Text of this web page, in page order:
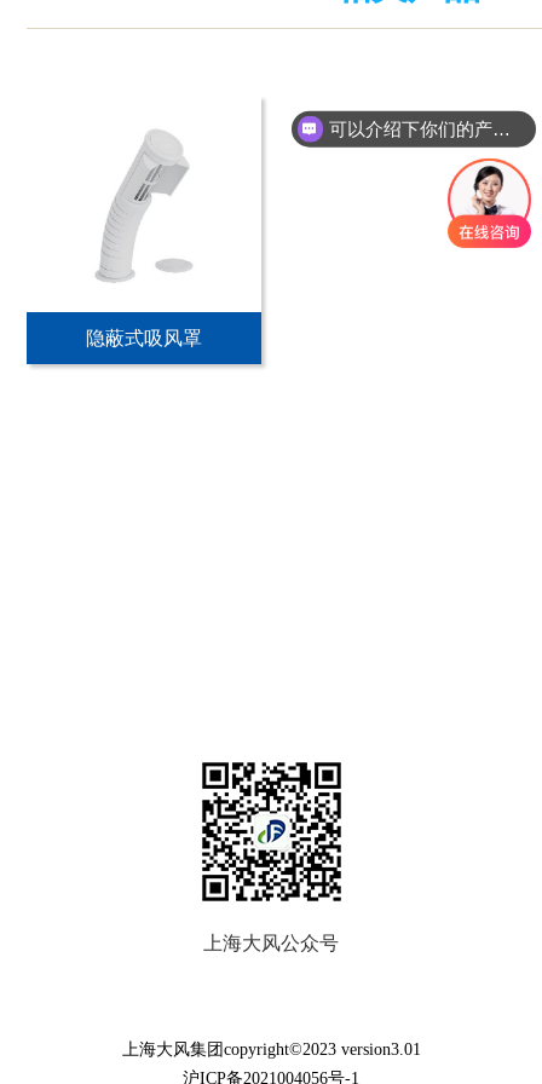
隐蔽式吸风罩
上海大风公众号
上海大风集团copyright©2023 version3.01
沪ICP备2021004056号-1
可以介绍下你们的产品么
你们是怎么收费的呢